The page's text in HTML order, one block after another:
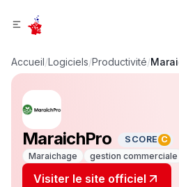
Accueil/Logiciels/Productivité/
MaraichPro SCORE C
Maraichage
gestion commerciale
Visiter le site officiel